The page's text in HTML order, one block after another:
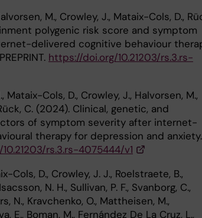
M., Crowley, J., Mataix-Cols, D.,
polygenic risk score and symptom
delivered cognitive behaviour
https://doi.org/10.21203/rs.3.rs-
Mataix-Cols, D., Crowley, J., Halvorsen, M.,
C. (2024). Clinical, genetic, and
of symptom severity after internet-
therapy for depression and anxiety.
rs.3.rs-4075444/v1
Cols, D., Crowley, J. J., Roelstraete, B.,
N. H., Sullivan, P. F., Svanborg, C.,
N., Kravchenko, O., Mattheisen, M.,
E., Boman, M., Fernández De La Cruz, L.,